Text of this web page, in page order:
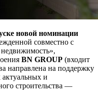
новой номинации
совместно с
недвижимость»,
BN GROUP (входит
направлена на поддержку
и
строительства —